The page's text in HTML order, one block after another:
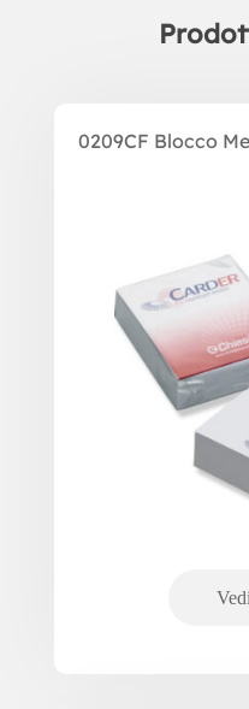
0209CF Blocco